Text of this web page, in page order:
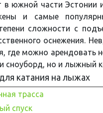
в южной части Эстонии
и самые
сложности с
оснежения.
где можно
сноуборд, но и лыжный
катания на лыжах
трасса
спуск